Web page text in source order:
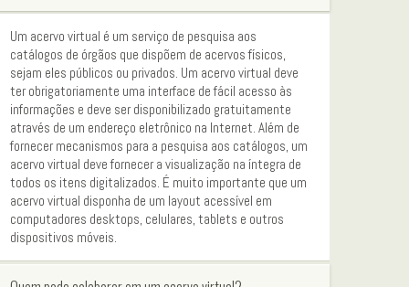
Um acervo virtual é um serviço de pesquisa aos
catálogos de órgãos que dispõem de acervos físicos,
sejam eles públicos ou privados. Um acervo virtual deve
ter obrigatoriamente uma interface de fácil acesso às
informações e deve ser disponibilizado gratuitamente
através de um endereço eletrônico na Internet. Além de
fornecer mecanismos para a pesquisa aos catálogos, um
acervo virtual deve fornecer a visualização na íntegra de
todos os itens digitalizados. É muito importante que um
acervo virtual disponha de um layout acessível em
computadores desktops, celulares, tablets e outros
dispositivos móveis.